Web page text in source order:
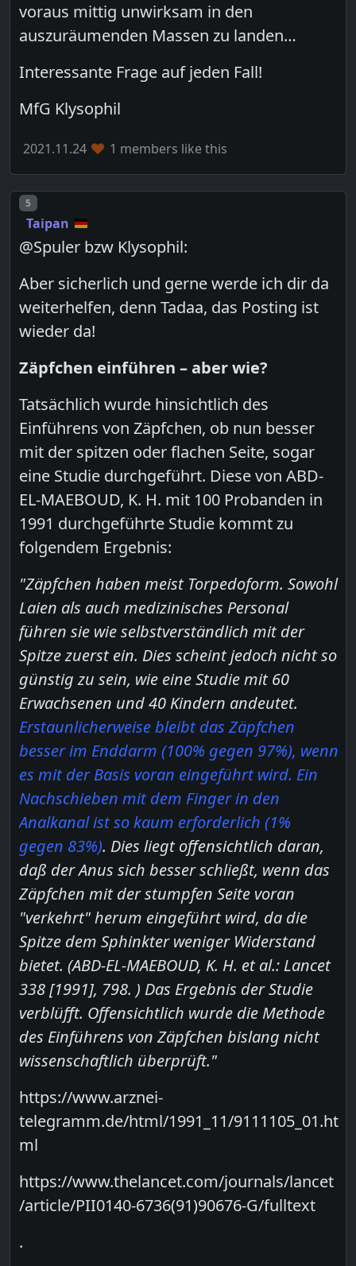
voraus mittig unwirksam in den
auszuräumenden Massen zu landen…
Interessante Frage auf jeden Fall!
MfG Klysophil
2021.11.24 1 members like this
Post number
5
Taipan
@Spuler bzw Klysophil:
Aber sicherlich und gerne werde ich dir da
weiterhelfen, denn Tadaa, das Posting ist
wieder da!
Zäpfchen einführen – aber wie?
Tatsächlich wurde hinsichtlich des
Einführens von Zäpfchen, ob nun besser
mit der spitzen oder flachen Seite, sogar
eine Studie durchgeführt. Diese von ABD-
EL-MAEBOUD, K. H. mit 100 Probanden in
1991 durchgeführte Studie kommt zu
folgendem Ergebnis:
"Zäpfchen haben meist Torpedoform. Sowohl
Laien als auch medizinisches Personal
führen sie wie selbstverständlich mit der
Spitze zuerst ein. Dies scheint jedoch nicht so
günstig zu sein, wie eine Studie mit 60
Erwachsenen und 40 Kindern andeutet.
Erstaunlicherweise bleibt das Zäpfchen
besser im Enddarm (100% gegen 97%), wenn
es mit der Basis voran eingeführt wird. Ein
Nachschieben mit dem Finger in den
Analkanal ist so kaum erforderlich (1%
gegen 83%). Dies liegt offensichtlich daran,
daß der Anus sich besser schließt, wenn das
Zäpfchen mit der stumpfen Seite voran
"verkehrt" herum eingeführt wird, da die
Spitze dem Sphinkter weniger Widerstand
bietet. (ABD-EL-MAEBOUD, K. H. et al.: Lancet
338 [1991], 798. ) Das Ergebnis der Studie
verblüfft. Offensichtlich wurde die Methode
des Einführens von Zäpfchen bislang nicht
wissenschaftlich überprüft."
https://www.arznei-
telegramm.de/html/1991_11/9111105_01.ht
ml
https://www.thelancet.com/journals/lancet
/article/PII0140-6736(91)90676-G/fulltext
.